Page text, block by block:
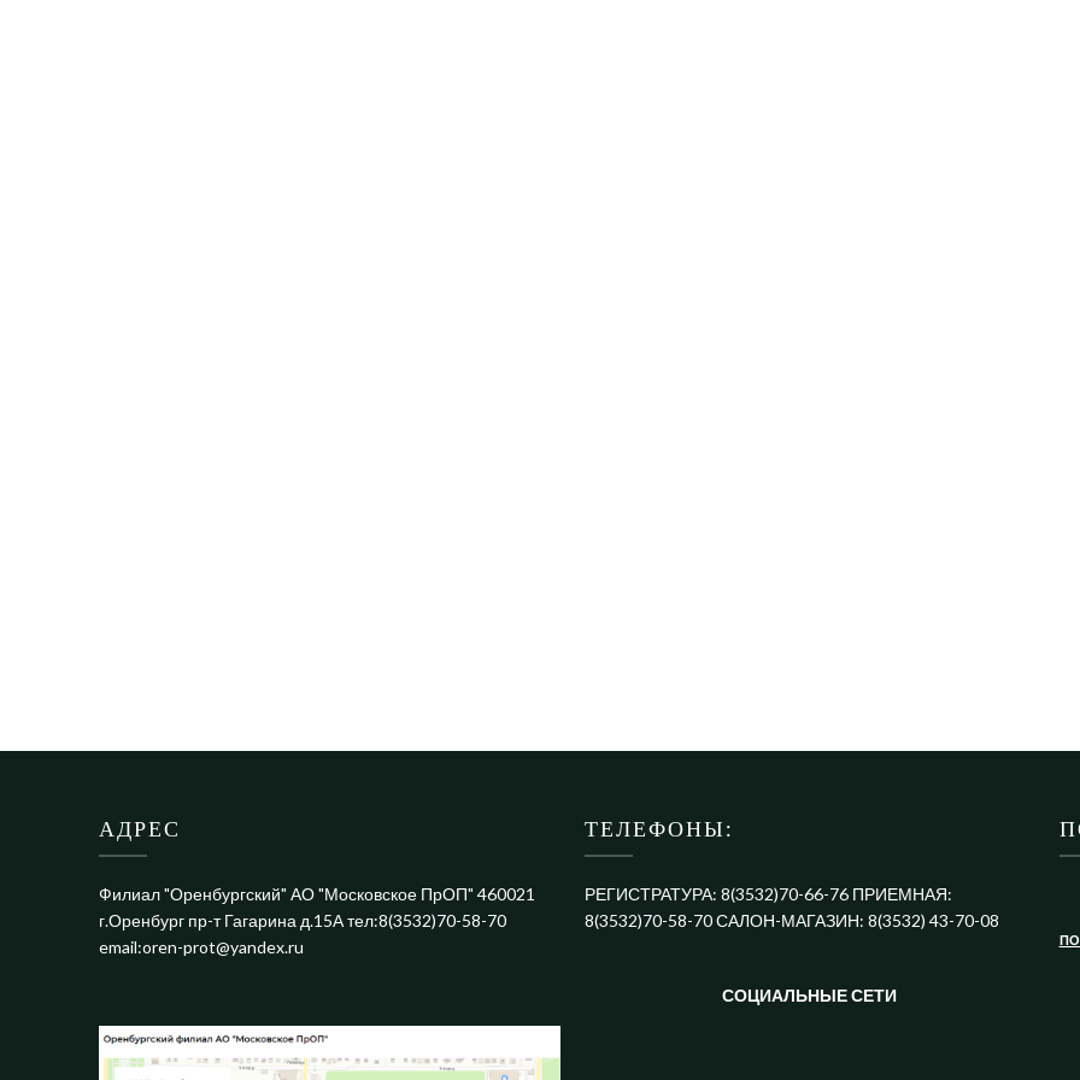
АДРЕС
Филиал "Оренбургский" АО "Московское ПрОП" 460021
г.Оренбург пр-т Гагарина д.15А тел:8(3532)70-58-70
email:oren-prot@yandex.ru
ТЕЛЕФОНЫ:
РЕГИСТРАТУРА: 8(3532)70-66-76 ПРИЕМНАЯ:
8(3532)70-58-70 САЛОН-МАГАЗИН: 8(3532) 43-70-08
СОЦИАЛЬНЫЕ СЕТИ